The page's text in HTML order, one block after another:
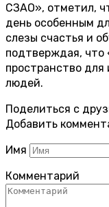
СЗАО», отметил,
день особенным
слезы счастья и
подтверждая, что
пространство для
людей.
Поделиться с
Добавить
Имя
Комментарий